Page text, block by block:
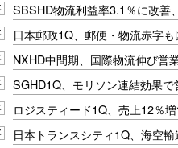
SBSHD物流利益率3.1％に改善
日本郵政1Q、郵便・物流赤字
NXHD中間期、国際物流伸び営
SGHD1Q、モリソン連結効果
ロジスティード1Q、売上12％
日本トランスシティ1Q、海空